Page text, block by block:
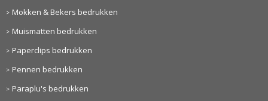
Mokken & Bekers bedrukken
Muismatten bedrukken
Paperclips bedrukken
Pennen bedrukken
Paraplu's bedrukken